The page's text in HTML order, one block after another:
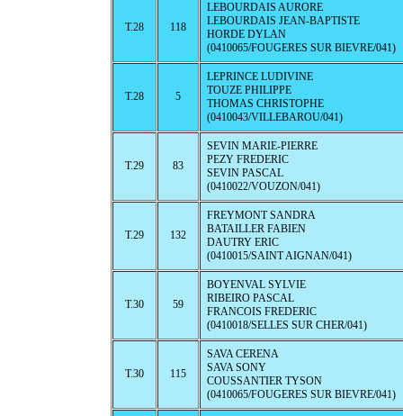
T.28 118
LEBOURDAIS AURORE
LEBOURDAIS JEAN-BAPTISTE
HORDE DYLAN
(0410065/FOUGERES SUR BIEVRE/041)
T.28 5
LEPRINCE LUDIVINE
TOUZE PHILIPPE
THOMAS CHRISTOPHE
(0410043/VILLEBAROU/041)
T.29 83
SEVIN MARIE-PIERRE
PEZY FREDERIC
SEVIN PASCAL
(0410022/VOUZON/041)
T.29 132
FREYMONT SANDRA
BATAILLER FABIEN
DAUTRY ERIC
(0410015/SAINT AIGNAN/041)
T.30 59
BOYENVAL SYLVIE
RIBEIRO PASCAL
FRANCOIS FREDERIC
(0410018/SELLES SUR CHER/041)
T.30 115
SAVA CERENA
SAVA SONY
COUSSANTIER TYSON
(0410065/FOUGERES SUR BIEVRE/041)